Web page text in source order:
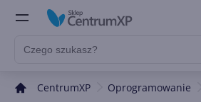
CentrumXP Oprogramowanie